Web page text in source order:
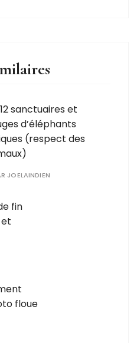
sanctuaires et
d’éléphants
(respect des
JOELAINDIEN
fin
floue